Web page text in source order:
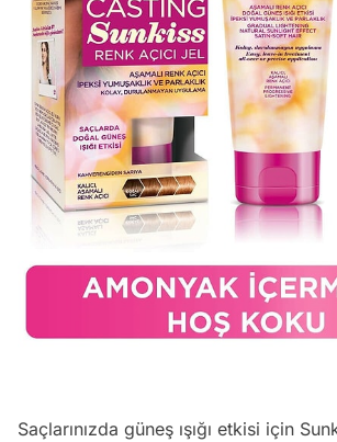
Saçlarınızda güneş ışığı etkisi için